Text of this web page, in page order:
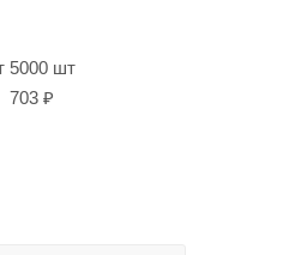
5000 шт
703 ₽